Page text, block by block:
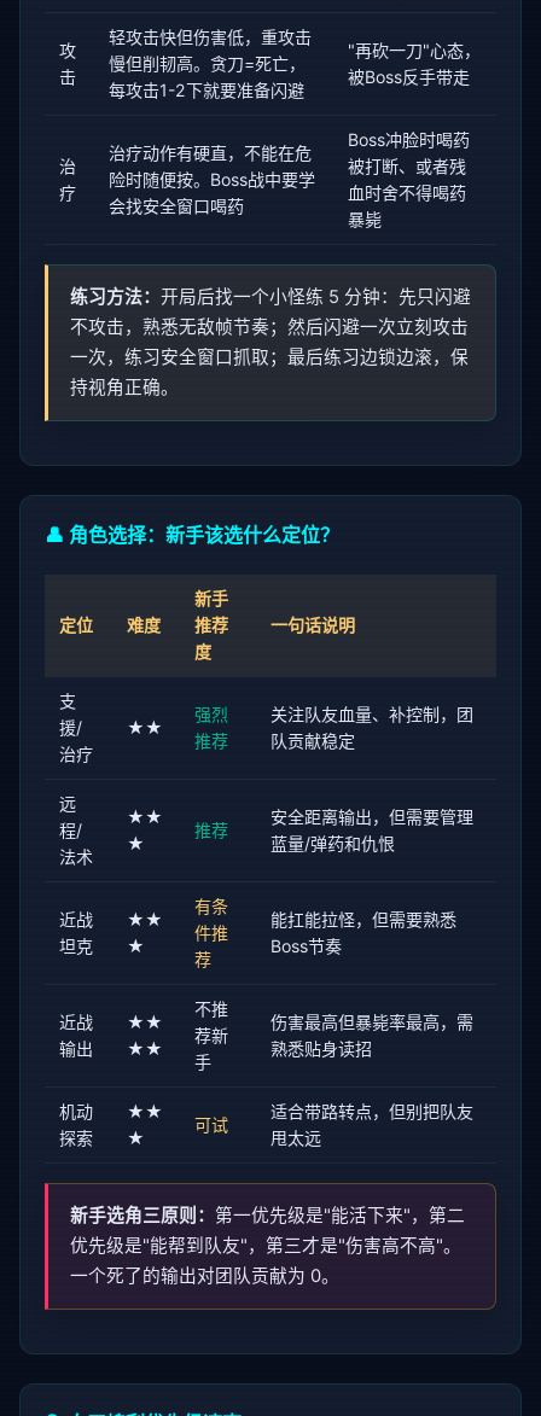
攻
击
轻攻击快但伤害低，重攻击
慢但削韧高。贪刀=死亡，
每攻击1-2下就要准备闪避
"再砍一刀"心态，
被Boss反手带走
治
疗
治疗动作有硬直，不能在危
险时随便按。Boss战中要学
会找安全窗口喝药
Boss冲脸时喝药
被打断、或者残
血时舍不得喝药
暴毙
练习方法： 开局后找一个小怪练 5 分钟：先只闪避
不攻击，熟悉无敌帧节奏；然后闪避一次立刻攻击
一次，练习安全窗口抓取；最后练习边锁边滚，保
持视角正确。
👤 角色选择：新手该选什么定位？
定位 难度
新手
推荐
度
一句话说明
支
援/
治疗
★★
强烈
推荐
关注队友血量、补控制，团
队贡献稳定
远
程/
法术
★★
★
推荐
安全距离输出，但需要管理
蓝量/弹药和仇恨
近战
坦克
★★
★
有条
件推
荐
能扛能拉怪，但需要熟悉
Boss节奏
近战
输出
★★
★★
不推
荐新
手
伤害最高但暴毙率最高，需
熟悉贴身读招
机动
探索
★★
★
可试
适合带路转点，但别把队友
甩太远
新手选角三原则： 第一优先级是"能活下来"，第二
优先级是"能帮到队友"，第三才是"伤害高不高"。
一个死了的输出对团队贡献为 0。